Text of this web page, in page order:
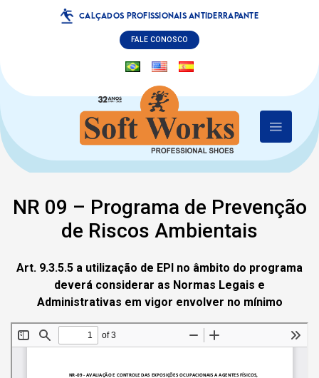
CALÇADOS PROFISSIONAIS ANTIDERRAPANTE
FALE CONOSCO
NR 09 – Programa de Prevenção
de Riscos Ambientais
Art. 9.3.5.5 a utilização de EPI no âmbito do programa
deverá considerar as Normas Legais e
Administrativas em vigor envolver no mínimo